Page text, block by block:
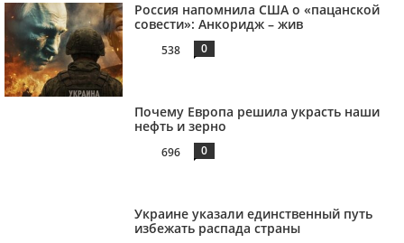
Россия напомнила США о «пацанской
совести»: Анкоридж – жив
538 0
Почему Европа решила украсть наши
нефть и зерно
696 0
Украине указали единственный путь
избежать распада страны